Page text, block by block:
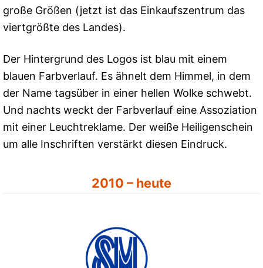
große Größen (jetzt ist das Einkaufszentrum das
viertgrößte des Landes).
Der Hintergrund des Logos ist blau mit einem
blauen Farbverlauf. Es ähnelt dem Himmel, in dem
der Name tagsüber in einer hellen Wolke schwebt.
Und nachts weckt der Farbverlauf eine Assoziation
mit einer Leuchtreklame. Der weiße Heiligenschein
um alle Inschriften verstärkt diesen Eindruck.
2010 – heute